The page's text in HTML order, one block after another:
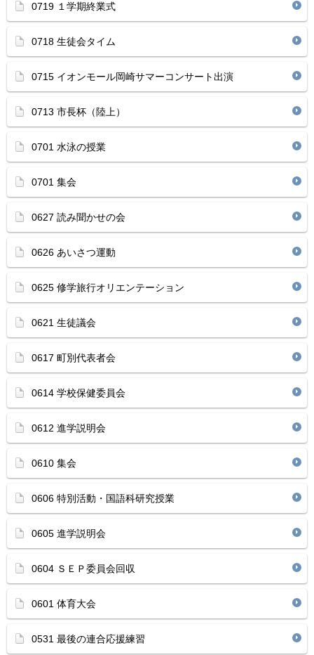
0719 １学期終業式
0718 生徒会タイム
0715 イオンモール岡崎サマーコンサート出演
0713 市長杯（陸上）
0701 水泳の授業
0701 集会
0627 読み聞かせの会
0626 あいさつ運動
0625 修学旅行オリエンテーション
0621 生徒議会
0617 町別代表者会
0614 学校保健委員会
0612 進学説明会
0610 集会
0606 特別活動・国語科研究授業
0605 進学説明会
0604 ＳＥＰ委員会回収
0601 体育大会
0531 最後の連合応援練習